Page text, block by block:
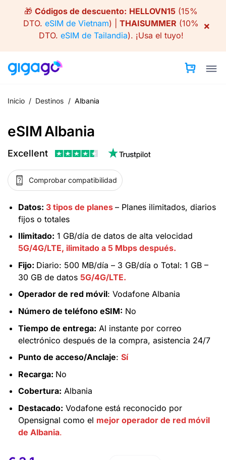
🎁 Códigos de descuento: HELLOVN15 (15%
DTO. eSIM de Vietnam) | THAISUMMER (10%
DTO. eSIM de Tailandia). ¡Usa el tuyo!
×
Inicio / Destinos / Albania
eSIM Albania
Excellent
Comprobar compatibilidad
Datos: 3 tipos de planes – Planes ilimitados, diarios
fijos o totales
Ilimitado: 1 GB/día de datos de alta velocidad
5G/4G/LTE, ilimitado a 5 Mbps después.
Fijo: Diario: 500 MB/día – 3 GB/día o Total: 1 GB –
30 GB de datos 5G/4G/LTE.
Operador de red móvil: Vodafone Albania
Número de teléfono eSIM: No
Tiempo de entrega: Al instante por correo
electrónico después de la compra, asistencia 24/7
Punto de acceso/Anclaje: Sí
Recarga: No
Cobertura: Albania
Destacado: Vodafone está reconocido por
Opensignal como el mejor operador de red móvil
de Albania.